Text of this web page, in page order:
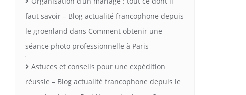
faut savoir – Blog actualité francophone depuis
le groenland dans Comment obtenir une
séance photo professionnelle à Paris
Astuces et conseils pour une expédition
réussie – Blog actualité francophone depuis le